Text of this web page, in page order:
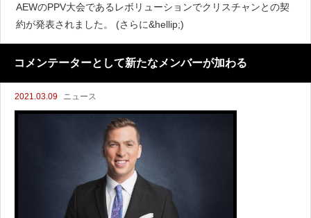
AEWのPPV大会であるレボリューションでクリスチャンとの契
約が発表されました。 (さらに&hellip;)
コメンテーターとして新たなメンバーが加わる
2021.03.09 ニュース